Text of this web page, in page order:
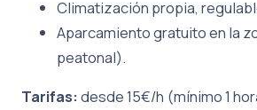
Climatización propia,
Aparcamiento gratuito en la
peatonal).
Tarifas: desde 15€/h (mínimo 1